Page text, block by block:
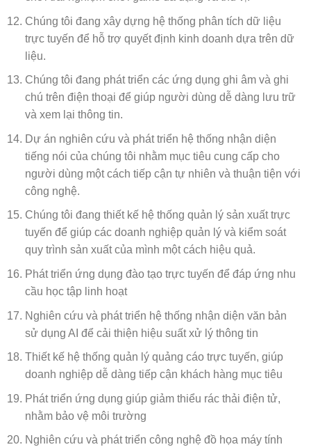
Chúng tôi đang xây dựng hệ thống phân tích dữ liệu
trực tuyến để hỗ trợ quyết định kinh doanh dựa trên dữ
liệu.
Chúng tôi đang phát triển các ứng dụng ghi âm và ghi
chú trên điện thoại để giúp người dùng dễ dàng lưu trữ
và xem lại thông tin.
Dự án nghiên cứu và phát triển hệ thống nhận diện
tiếng nói của chúng tôi nhằm mục tiêu cung cấp cho
người dùng một cách tiếp cận tự nhiên và thuận tiện với
công nghệ.
Chúng tôi đang thiết kế hệ thống quản lý sản xuất trực
tuyến để giúp các doanh nghiệp quản lý và kiểm soát
quy trình sản xuất của mình một cách hiệu quả.
Phát triển ứng dụng đào tạo trực tuyến để đáp ứng nhu
cầu học tập linh hoạt
Nghiên cứu và phát triển hệ thống nhận diện văn bản
sử dụng AI để cải thiện hiệu suất xử lý thông tin
Thiết kế hệ thống quản lý quảng cáo trực tuyến, giúp
doanh nghiệp dễ dàng tiếp cận khách hàng mục tiêu
Phát triển ứng dụng giúp giảm thiểu rác thải điện tử,
nhằm bảo vệ môi trường
Nghiên cứu và phát triển công nghệ đồ họa máy tính